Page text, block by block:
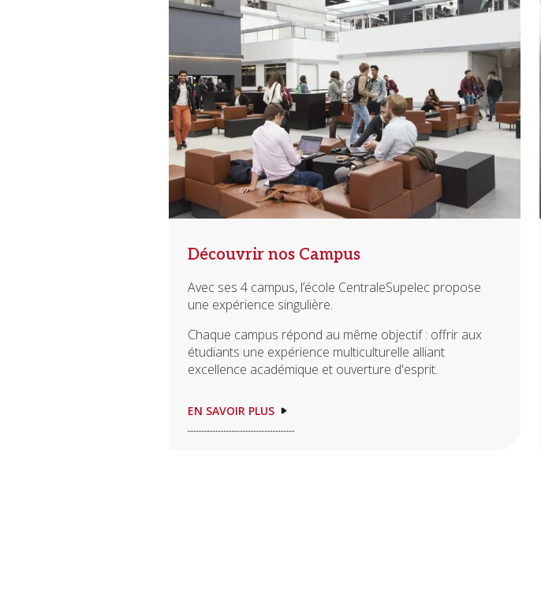
Découvrir nos Campus
Avec ses 4 campus, l’école CentraleSupelec propose
une expérience singulière.
Chaque campus répond au même objectif : offrir aux
étudiants une expérience multiculturelle alliant
excellence académique et ouverture d'esprit.
EN SAVOIR PLUS